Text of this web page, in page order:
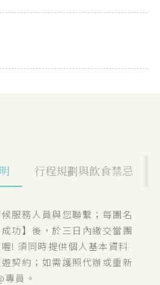
行程規劃與飲食禁忌
服務人員與您聯繫；每團名
功】後，於三日內繳交當團
! 須同時提供個人基本資料
契約；如需護照代辦或重新
員。